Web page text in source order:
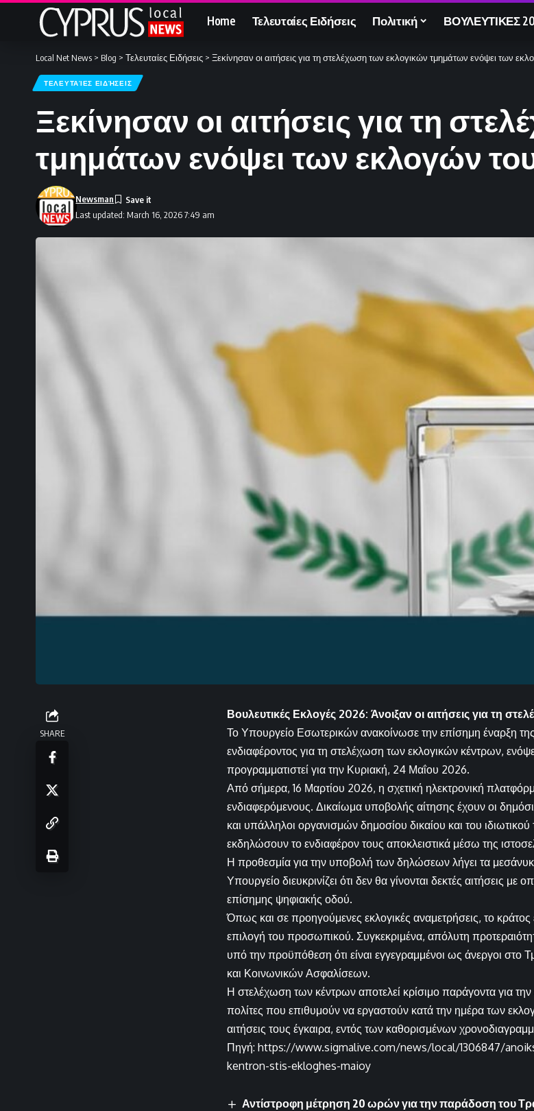
Home Τελευταίες Ειδήσεις Πολιτική ΒΟΥΛΕΥΤΙΚΕΣ
Local Net News > Blog > Τελευταίες Ειδήσεις > Ξεκίνησαν οι αιτήσεις για τη στελέχωση των εκλογικών τμημάτων ενόψει των
ΤΕΛΕΥΤΑΊΕΣ ΕΙΔΉΣΕΙΣ
Ξεκίνησαν οι αιτήσεις για τη
τμημάτων ενόψει των εκλογών
Last updated: March 16, 2026 7:49 am
Newsman
SHARE
Βουλευτικές Εκλογές 2026: Άνοιξαν οι αιτήσεις για τη
Το Υπουργείο Εσωτερικών ανακοίνωσε την επίσημη έναρξη
ενδιαφέροντος για τη στελέχωση των εκλογικών κέντρων,
προγραμματιστεί για την Κυριακή, 24 Μαΐου 2026.
Από σήμερα, 16 Μαρτίου 2026, η σχετική ηλεκτρονική
ενδιαφερόμενους. Δικαίωμα υποβολής αίτησης έχουν οι
και υπάλληλοι οργανισμών δημοσίου δικαίου και του
εκδηλώσουν το ενδιαφέρον τους αποκλειστικά μέσω της
Η προθεσμία για την υποβολή των δηλώσεων λήγει τα
Υπουργείο διευκρινίζει ότι δεν θα γίνονται δεκτές αιτήσεις
επίσημης ψηφιακής οδού.
Όπως και σε προηγούμενες εκλογικές αναμετρήσεις, το κράτος
επιλογή του προσωπικού. Συγκεκριμένα, απόλυτη
υπό την προϋπόθεση ότι είναι εγγεγραμμένοι ως άνεργοι
και Κοινωνικών Ασφαλίσεων.
Η στελέχωση των κέντρων αποτελεί κρίσιμο παράγοντα για
πολίτες που επιθυμούν να εργαστούν κατά την ημέρα των
αιτήσεις τους έγκαιρα, εντός των καθορισμένων
Πηγή: https://www.sigmalive.com/news/local/1306847/
kentron-stis-ekloghes-maioy
Αντίστροφη μέτρηση 20 ωρών για την παράδοση του